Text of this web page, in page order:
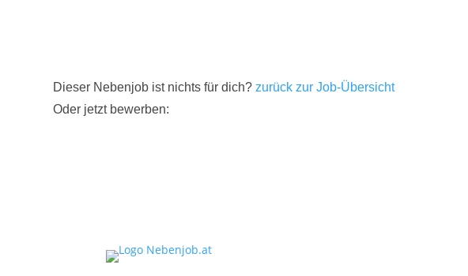
Dieser Nebenjob ist nichts für dich? zurück zur Job-Übersicht
Oder jetzt bewerben: